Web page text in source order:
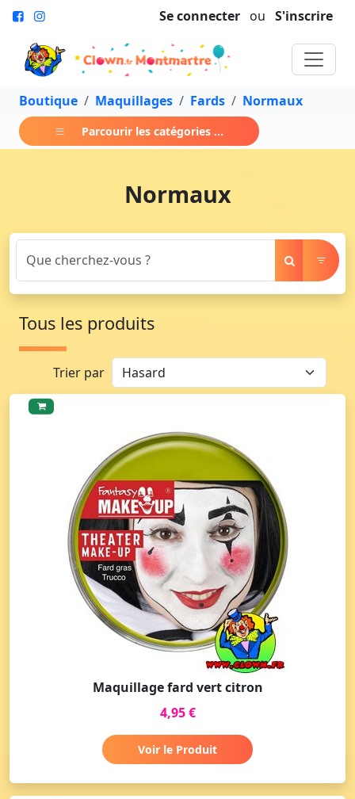
Se connecter ou S'inscrire
Boutique Maquillages Fards Normaux
Parcourir les catégories ...
Normaux
Tous les produits
Trier par
Maquillage fard vert citron
4,95 €
Voir le Produit